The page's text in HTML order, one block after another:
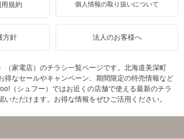
用規約 個人情報の取り扱いについて
方針 法人のお客様へ
（家電店）のチラシ一覧ページです。北海道美深町
得なセールやキャンペーン、期間限定の特売情報など
（シュフー）ではお近くの店舗で使える最新のチラ
いただけます。お得な情報をぜひご活用ください。